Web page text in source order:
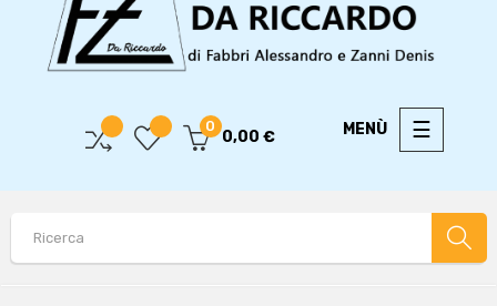
Toggle
☰
0
0,00 €